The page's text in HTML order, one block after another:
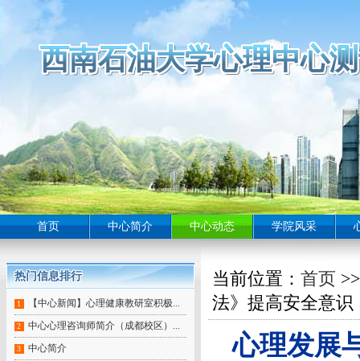
西南石油大学心理中心
西南石油大学心理中心
西南石油大学心理中心
西南石油大学心理中心
西南石油大学心理中心
西南石油大学心理中心
西南石油大学心理中心
西南石油大学心理中心
西南石油大学心理中心
西南石油大学心理中心
西南石油大学心理中心
西南石油大学心理中心
西南石油大学心理中心
西南石油大学心理中心
西南石油大学心理中心
西南石油大学心理中心
西南石油大学心理中心
西南石油大学心理中心
西南石油大学心理中心
西南石油大学心理中心
西南石油大学心理中心
西南石油大学心理中心
西南石油大学心理中心
西南石油大学心理中心
西南石油大学心理中心
西南石油大学心理中心
西南石油大学心理中心
西南石油大学心理中心
西南石油大学心理中心
西南石油大学心理中心
西南石油大学心理中心
西南石油大学心理中心
西南石油大学心理中心
西南石油大学心理中心
西南石油大学心理中心
西南石油大学心理中心
西南石油大学心理中心
西南石油大学心理中心
西南石油大学心理中心
西南石油大学心理中心
西南石油大学心理中心
西南石油大学心理中心
西南石油大学心理中心
西南石油大学心理中心
西南石油大学心理中心
首页 中心简介 中心动态 学院风采
当前位置： 首页
法》提高安全意识
心理发展
热门信息排行
热门信息排行
热门信息排行
热门信息排行
热门信息排行
热门信息排行
热门信息排行
热门信息排行
热门信息排行
1 【中心新闻】心理健康教研室积极...
2 中心心理咨询师简介（成都校区）...
3 中心简介